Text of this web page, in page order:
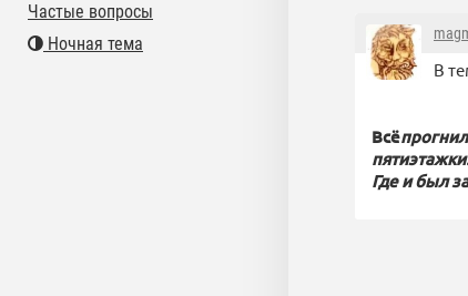
В
Всё
Где и был
Частые вопросы
Ночная тема